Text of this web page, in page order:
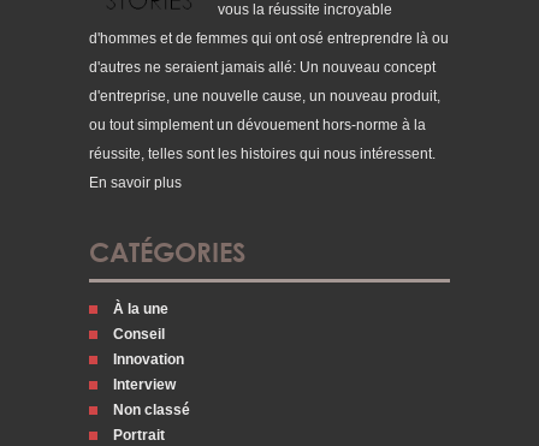
vous la réussite incroyable
d'hommes et de femmes qui ont osé entreprendre là ou
d'autres ne seraient jamais allé: Un nouveau concept
d'entreprise, une nouvelle cause, un nouveau produit,
ou tout simplement un dévouement hors-norme à la
réussite, telles sont les histoires qui nous intéressent.
En savoir plus
CATÉGORIES
À la une
Conseil
Innovation
Interview
Non classé
Portrait